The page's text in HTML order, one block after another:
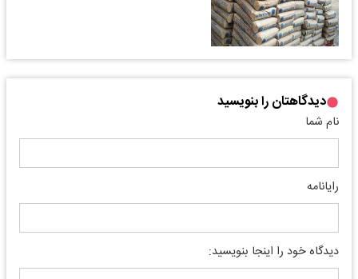
دیدگاهتان را بنویسید
نام شما
رایانامه
دیدگاه خود را اینجا بنویسید: